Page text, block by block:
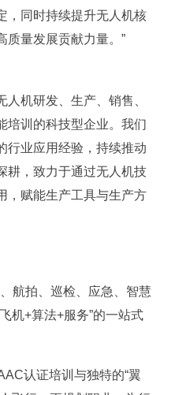
，同时持续提升无人机核
质量发展贡献力量。”
人机研发、生产、销售、
培训的科技型企业。我们
行业应用经验，持续推动
耕，致力于通过无人机技
，赋能生产工具与生产方
航拍、巡检、应急、智慧
机+算法+服务”的一站式
认证培训与独特的“翼